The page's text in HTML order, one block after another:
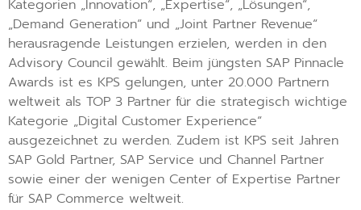
Kategorien „Innovation“, „Expertise“, „Lösungen“,
„Demand Generation“ und „Joint Partner Revenue“
herausragende Leistungen erzielen, werden in den
Advisory Council gewählt. Beim jüngsten SAP Pinnacle
Awards ist es KPS gelungen, unter 20.000 Partnern
weltweit als TOP 3 Partner für die strategisch wichtige
Kategorie „Digital Customer Experience“
ausgezeichnet zu werden. Zudem ist KPS seit Jahren
SAP Gold Partner, SAP Service und Channel Partner
sowie einer der wenigen Center of Expertise Partner
für SAP Commerce weltweit.